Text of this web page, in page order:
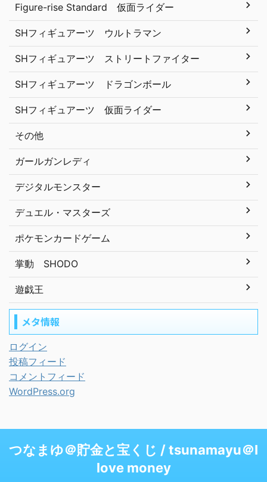
Figure-rise Standard 仮面ライダー
SHフィギュアーツ ウルトラマン
SHフィギュアーツ ストリートファイター
SHフィギュアーツ ドラゴンボール
SHフィギュアーツ 仮面ライダー
その他
ガールガンレディ
デジタルモンスター
デュエル・マスターズ
ポケモンカードゲーム
掌動 SHODO
遊戯王
メタ情報
ログイン
投稿フィード
コメントフィード
WordPress.org
つなまゆ＠貯金と宝くじ / tsunamayu＠I
love money